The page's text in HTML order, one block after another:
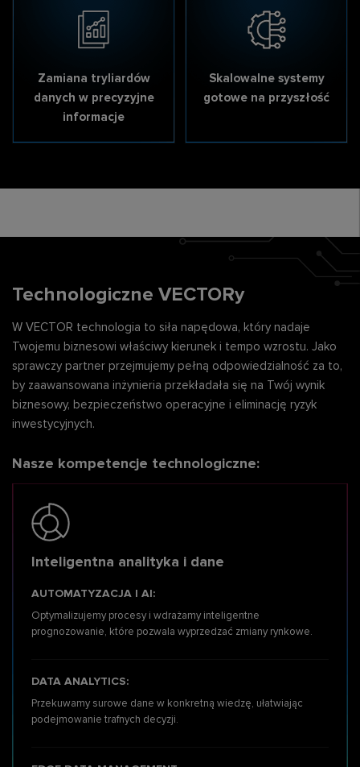
SDN control i orkiestracja w
Rozwiązania XGS-PON dla
operatorów
systemów w sieci access
Utrzymanie, optymalizacja i wsparcie operacyjne
sieci telco
Optymalizacja wydajności
infrastruktury
wiedzy i szkolenia
Zamiana tryliardów
danych w precyzyjne
informacje
Skalowalne systemy
gotowe na przyszłość
Technologiczne VECTORy
W VECTOR technologia to siła napędowa, który nadaje
Twojemu biznesowi właściwy kierunek i tempo wzrostu. Jako
sprawczy partner przejmujemy pełną odpowiedzialność za to,
by zaawansowana inżynieria przekładała się na Twój wynik
biznesowy, bezpieczeństwo operacyjne i eliminację ryzyk
inwestycyjnych.
Nasze kompetencje technologiczne:
Inteligentna analityka i dane
AUTOMATYZACJA I AI:
Optymalizujemy procesy i wdrażamy inteligentne
prognozowanie, które pozwala wyprzedzać zmiany rynkowe.
DATA ANALYTICS:
Przekuwamy surowe dane w konkretną wiedzę, ułatwiając
podejmowanie trafnych decyzji.